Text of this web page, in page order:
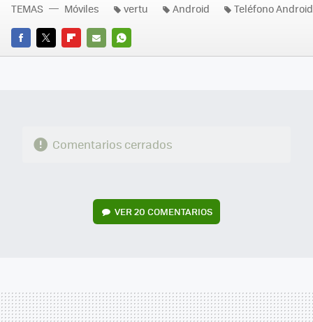
FACEBOOK
TWITTERFLIPBOARD
E-
WHATSAPP
TEMAS Móviles vertu Android Teléfono Android
Comentarios cerrados
VER20 COMENTARIOS